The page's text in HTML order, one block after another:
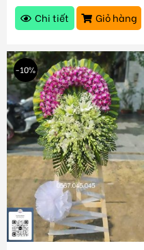
Chi tiết
Giỏ hàng
-10%